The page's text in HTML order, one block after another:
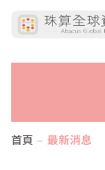
首頁 最新消息